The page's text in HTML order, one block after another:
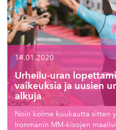
14.01.2020
Urheilu-uran
vaikeuksia ja uusien
alkuja
Noin kolme kuukautta sitten
Ironmanin MM-kisojen